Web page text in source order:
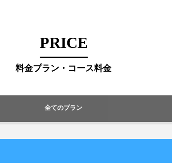
PRICE
料金プラン・コース料金
全てのプラン